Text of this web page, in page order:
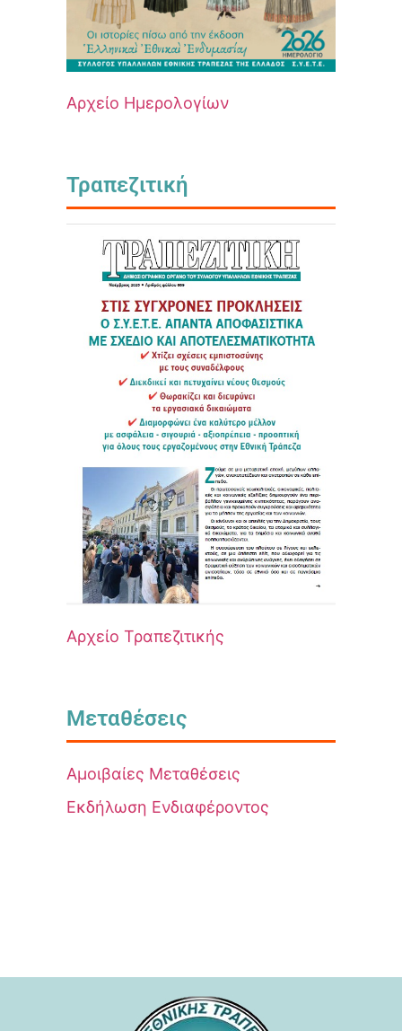
Αρχείο Ημερολογίων
Τραπεζιτική
Αρχείο Τραπεζιτικής
Μεταθέσεις
Αμοιβαίες Μεταθέσεις
Εκδήλωση Ενδιαφέροντος